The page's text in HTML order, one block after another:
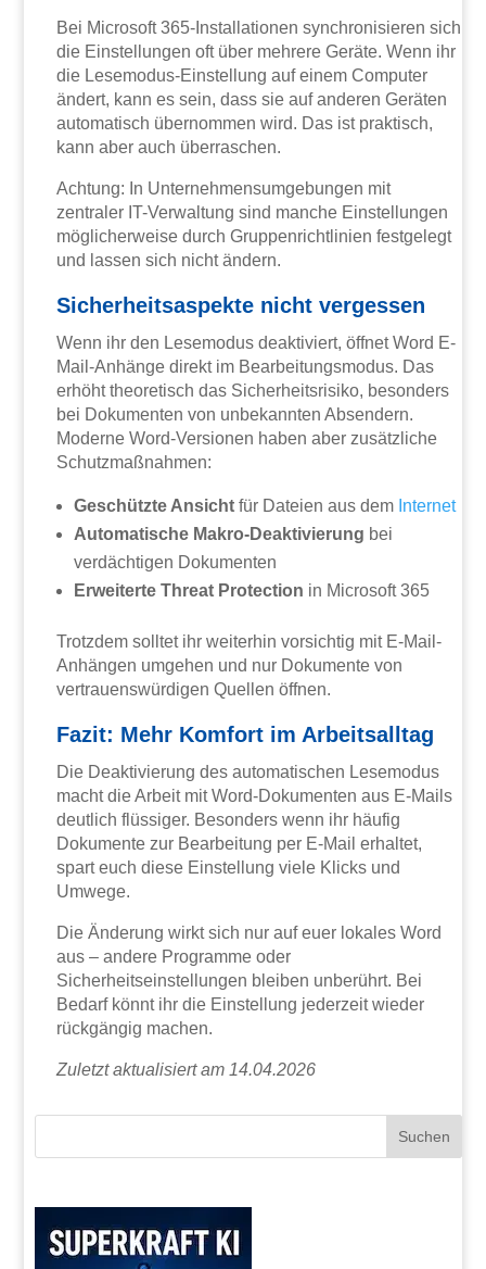
Bei Microsoft 365-Installationen synchronisieren sich
die Einstellungen oft über mehrere Geräte. Wenn ihr
die Lesemodus-Einstellung auf einem Computer
ändert, kann es sein, dass sie auf anderen Geräten
automatisch übernommen wird. Das ist praktisch,
kann aber auch überraschen.
Achtung: In Unternehmensumgebungen mit
zentraler IT-Verwaltung sind manche Einstellungen
möglicherweise durch Gruppenrichtlinien festgelegt
und lassen sich nicht ändern.
Sicherheitsaspekte nicht vergessen
Wenn ihr den Lesemodus deaktiviert, öffnet Word E-
Mail-Anhänge direkt im Bearbeitungsmodus. Das
erhöht theoretisch das Sicherheitsrisiko, besonders
bei Dokumenten von unbekannten Absendern.
Moderne Word-Versionen haben aber zusätzliche
Schutzmaßnahmen:
Geschützte Ansicht für Dateien aus dem Internet
Automatische Makro-Deaktivierung bei
verdächtigen Dokumenten
Erweiterte Threat Protection in Microsoft 365
Trotzdem solltet ihr weiterhin vorsichtig mit E-Mail-
Anhängen umgehen und nur Dokumente von
vertrauenswürdigen Quellen öffnen.
Fazit: Mehr Komfort im Arbeitsalltag
Die Deaktivierung des automatischen Lesemodus
macht die Arbeit mit Word-Dokumenten aus E-Mails
deutlich flüssiger. Besonders wenn ihr häufig
Dokumente zur Bearbeitung per E-Mail erhaltet,
spart euch diese Einstellung viele Klicks und
Umwege.
Die Änderung wirkt sich nur auf euer lokales Word
aus – andere Programme oder
Sicherheitseinstellungen bleiben unberührt. Bei
Bedarf könnt ihr die Einstellung jederzeit wieder
rückgängig machen.
Zuletzt aktualisiert am 14.04.2026